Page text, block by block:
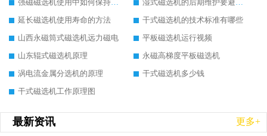
强磁磁选机使用中如何保持其顺畅运行
湿式磁选机的后期维护要避开哪些坑
延长磁选机使用寿命的方法
干式磁选机的技术标准有哪些
山西永磁筒式磁选机远力磁电
平板磁选机运行视频
山东辊式磁选机原理
永磁高梯度平板磁选机
涡电流金属分选机的原理
干式磁选机多少钱
干式磁选机工作原理图
最新资讯 更多+